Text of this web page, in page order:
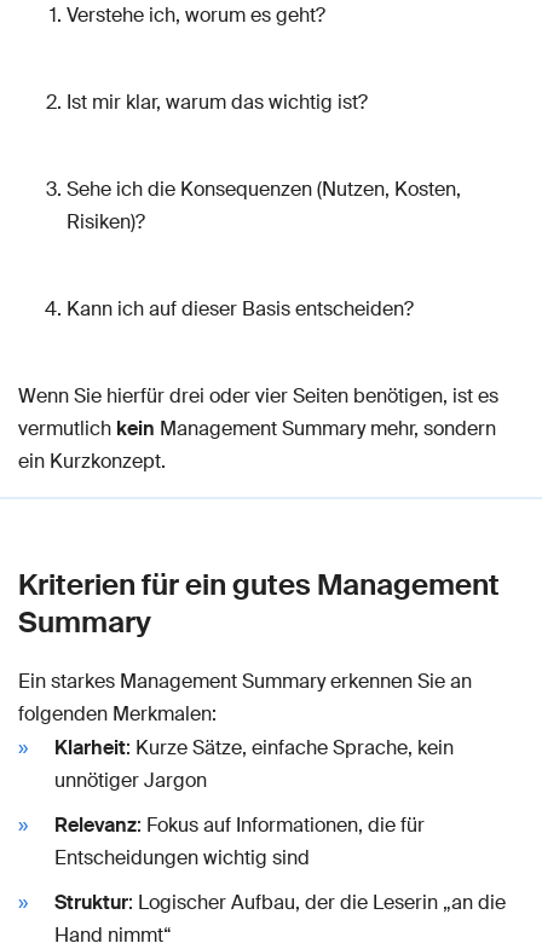
Verstehe ich, worum es geht?
Ist mir klar, warum das wichtig ist?
Sehe ich die Konsequenzen (Nutzen, Kosten,
Risiken)?
Kann ich auf dieser Basis entscheiden?
Wenn Sie hierfür drei oder vier Seiten benötigen, ist es
vermutlich kein Management Summary mehr, sondern
ein Kurzkonzept.
Kriterien für ein gutes Management
Summary
Ein starkes Management Summary erkennen Sie an
folgenden Merkmalen:
Klarheit: Kurze Sätze, einfache Sprache, kein
unnötiger Jargon
Relevanz: Fokus auf Informationen, die für
Entscheidungen wichtig sind
Struktur: Logischer Aufbau, der die Leserin „an die
Hand nimmt“